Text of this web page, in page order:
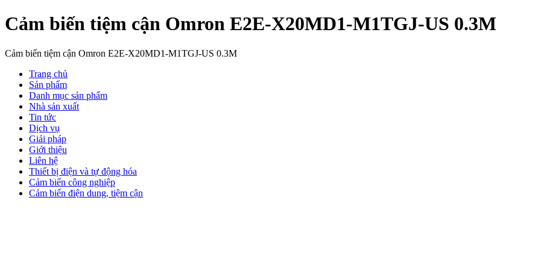
Cảm biến tiệm cận Omron E2E-X20MD1-M1TGJ-US 0.3M
Cảm biến tiệm cận Omron E2E-X20MD1-M1TGJ-US 0.3M
Trang chủ
Sản phẩm
Danh mục sản phẩm
Nhà sản xuất
Tin tức
Dịch vụ
Giải pháp
Giới thiệu
Liên hệ
Thiết bị điện và tự động hóa
Cảm biến công nghiệp
Cảm biến điện dung, tiệm cận